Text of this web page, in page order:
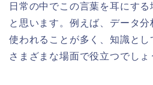
日常の中でこの言葉を耳にす
と思います。例えば、データ
使われることが多く、知識とし
さまざまな場面で役立つでしょ